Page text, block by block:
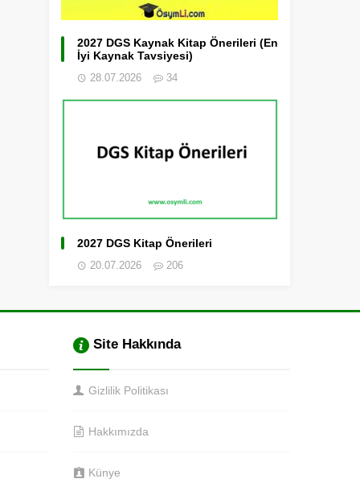
2027 DGS Kaynak Kitap Önerileri (En
İyi Kaynak Tavsiyesi)
28.07.2026 34
2027 DGS Kitap Önerileri
20.07.2026 206
Site Hakkında
Gizlilik Politikası
Hakkımızda
Künye